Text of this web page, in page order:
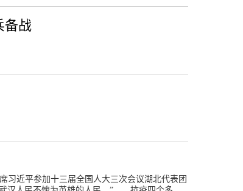
备战
习近平参加十三届全国人大三次会议湖北代表团